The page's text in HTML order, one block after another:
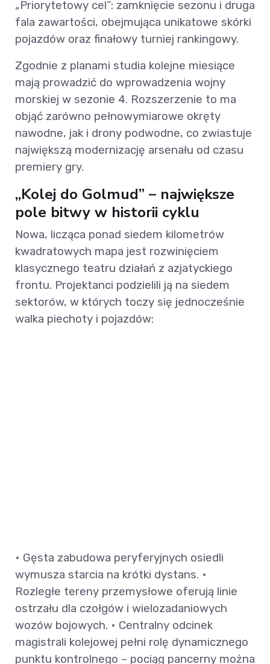
„Priorytetowy cel”: zamknięcie sezonu i druga
fala zawartości, obejmująca unikatowe skórki
pojazdów oraz finałowy turniej rankingowy.
Zgodnie z planami studia kolejne miesiące
mają prowadzić do wprowadzenia wojny
morskiej w sezonie 4. Rozszerzenie to ma
objąć zarówno pełnowymiarowe okręty
nawodne, jak i drony podwodne, co zwiastuje
największą modernizację arsenału od czasu
premiery gry.
„Kolej do Golmud” – największe
pole bitwy w historii cyklu
Nowa, licząca ponad siedem kilometrów
kwadratowych mapa jest rozwinięciem
klasycznego teatru działań z azjatyckiego
frontu. Projektanci podzielili ją na siedem
sektorów, w których toczy się jednocześnie
walka piechoty i pojazdów:
• Gęsta zabudowa peryferyjnych osiedli
wymusza starcia na krótki dystans. •
Rozległe tereny przemysłowe oferują linie
ostrzału dla czołgów i wielozadaniowych
wozów bojowych. • Centralny odcinek
magistrali kolejowej pełni rolę dynamicznego
punktu kontrolnego – pociąg pancerny można